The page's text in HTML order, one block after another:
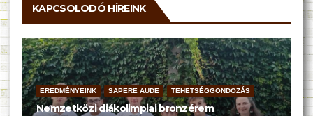
KAPCSOLODÓ HÍREINK
EREDMÉNYEINK SAPERE AUDE TEHETSÉGGONDOZÁS
Nemzetközi diákolimpiai bronzérem